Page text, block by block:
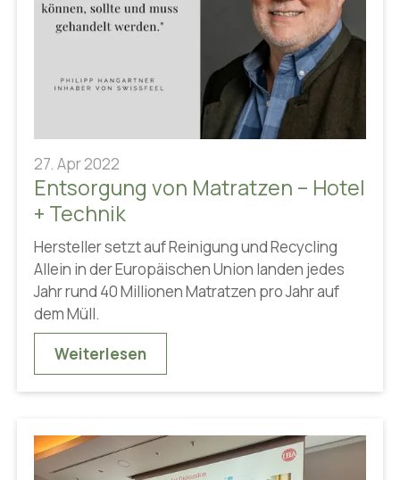
27. Apr 2022
Entsorgung von Matratzen – Hotel
+ Technik
Hersteller setzt auf Reinigung und Recycling
Allein in der Europäischen Union landen jedes
Jahr rund 40 Millionen Matratzen pro Jahr auf
dem Müll.
Weiterlesen